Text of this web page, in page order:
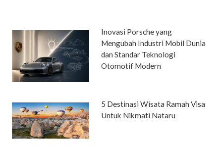
Inovasi Porsche yang
Mengubah Industri Mobil Dunia
dan Standar Teknologi
Otomotif Modern
5 Destinasi Wisata Ramah Visa
Untuk Nikmati Nataru